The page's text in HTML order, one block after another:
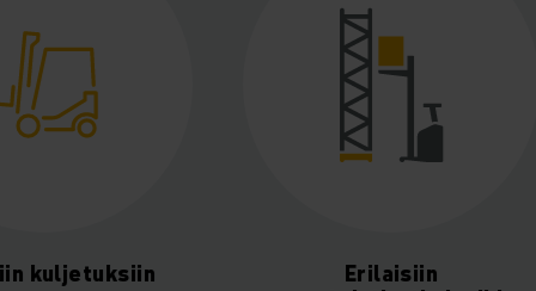
Sisäisiin kuljetuksiin